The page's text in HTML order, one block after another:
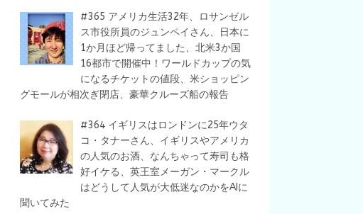
#365 アメリカ生活32年、ロサンゼル
ス市役所員のジュンペイさん、日本に
1か月ほど帰ってました、北米3か国
16都市で開催中！ワールドカップの気
になるチケットの値段、米ショッピン
グモールが相次ぎ閉店、豪華クルーズ船の報告
#364 イギリスはロンドンに25年ウタ
コ・タナーさん、イギリスやアメリカ
の人気のお酒、なんちゃって寿司も格
好イケる、英王室メーガン・マークル
はどうして人気が大低迷なのかをAIに
聞いてみた